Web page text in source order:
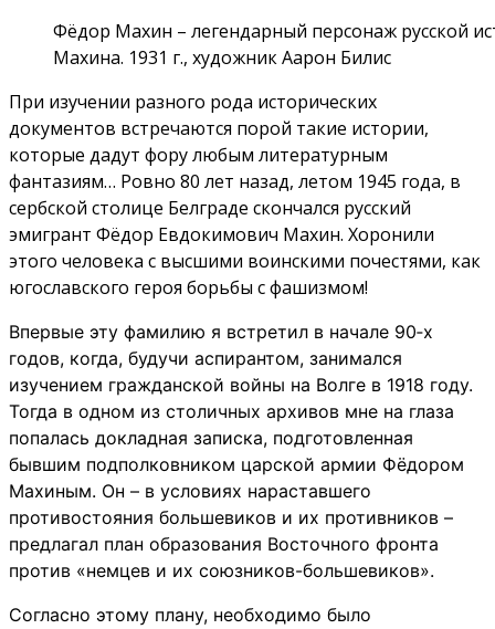
Фёдор Махин – легендарный персонаж русской
Махина. 1931 г., художник Аарон Билис
При изучении разного рода исторических
документов встречаются порой такие истории,
которые дадут фору любым литературным
фантазиям… Ровно 80 лет назад, летом 1945 года, в
сербской столице Белграде скончался русский
эмигрант Фёдор Евдокимович Махин. Хоронили
этого человека с высшими воинскими почестями, как
югославского героя борьбы с фашизмом!
Впервые эту фамилию я встретил в начале 90‑х
годов, когда, будучи аспирантом, занимался
изучением гражданской войны на Волге в 1918 году.
Тогда в одном из столичных архивов мне на глаза
попалась докладная записка, подготовленная
бывшим подполковником царской армии Фёдором
Махиным. Он – в условиях нараставшего
противостояния большевиков и их противников –
предлагал план образования Восточного фронта
против «немцев и их союзников-большевиков».
Согласно этому плану, необходимо было